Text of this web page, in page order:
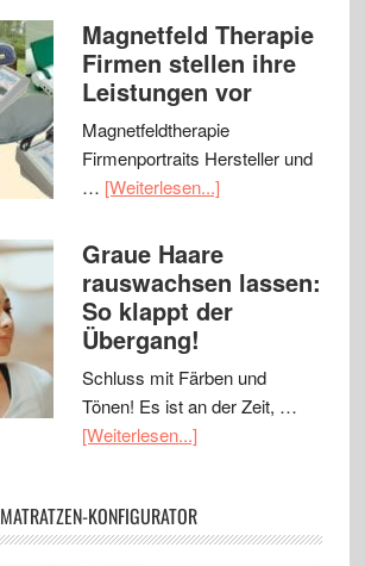
Magnetfeld Therapie
Firmen stellen ihre
Leistungen vor
Magnetfeldtherapie
Firmenportraits Hersteller und
… [Weiterlesen...]
Graue Haare
rauswachsen lassen:
So klappt der
Übergang!
Schluss mit Färben und
Tönen! Es ist an der Zeit, …
[Weiterlesen...]
MATRATZEN-KONFIGURATOR